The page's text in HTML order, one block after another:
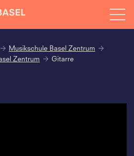
Musikschule Basel Zentrum
Zentrum
Gitarre